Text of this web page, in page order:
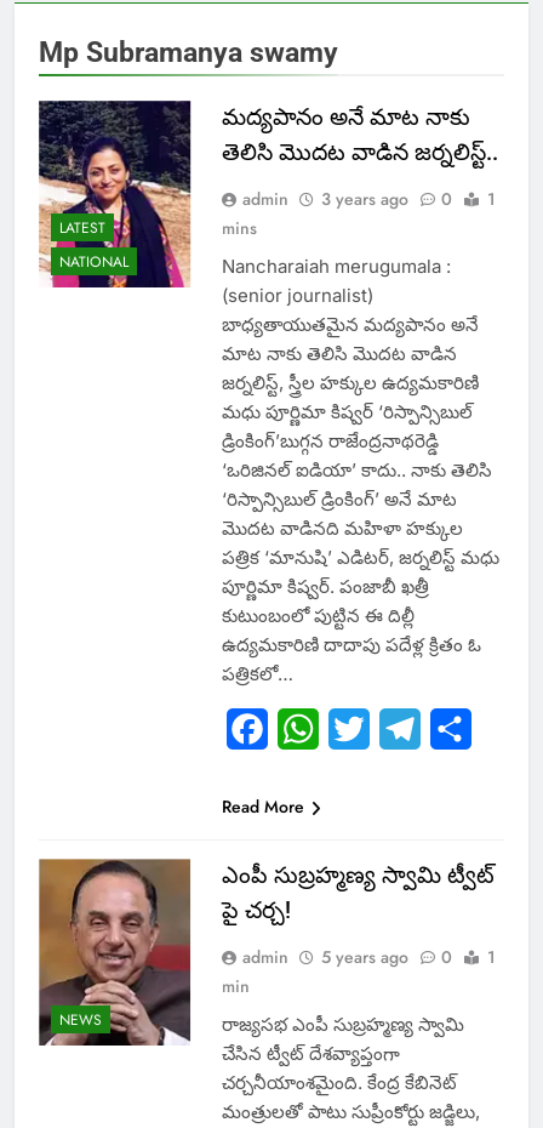
Mp Subramanya swamy
LATEST
NATIONAL
మద్యపానం అనే మాట నాకు
తెలిసి మొదట వాడిన జర్నలిస్ట్..
admin 3 years ago 0
1
mins
Nancharaiah merugumala :
(senior journalist)
బాధ్యతాయుతమైన మద్యపానం అనే
మాట నాకు తెలిసి మొదట వాడిన
జర్నలిస్ట్, స్త్రీల హక్కుల ఉద్యమకారిణి
మధు పూర్ణిమా కిష్వర్‌ ‘రిస్పాన్సిబుల్‌
డ్రింకింగ్’బుగ్గన రాజేంద్రనాథరెడ్డి
‘ఒరిజినల్‌ ఐడియా’ కాదు.. నాకు తెలిసి
‘రిస్పాన్సిబుల్‌ డ్రింకింగ్’ అనే మాట
మొదట వాడినది మహిళా హక్కుల
పత్రిక ‘మానుషి’ ఎడిటర్, జర్నలిస్ట్‌ మధు
పూర్ణిమా కిష్వర్‌. పంజాబీ ఖత్రీ
కుటుంబంలో పుట్టిన ఈ దిల్లీ
ఉద్యమకారిణి దాదాపు పదేళ్ల క్రితం ఓ
పత్రికలో…
FacebookWhatsApp
Twitter Telegram
Read More
NEWS
ఎంపీ సుబ్రహ్మణ్య స్వామి ట్వీట్
పై చర్చ!
admin 5 years ago 0
1
min
రాజ్యసభ ఎంపీ సుబ్రహ్మణ్య స్వామి
చేసిన ట్వీట్​ దేశవ్యాప్తంగా
చర్చనీయాంశమైంది. కేంద్ర కేబినెట్​
మంత్రులతో పాటు సుప్రీంకోర్టు జడ్జిలు,